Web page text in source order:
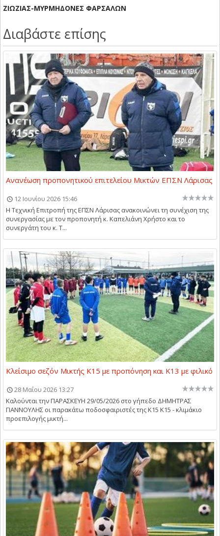
ΖΙΩΖΙΑΣ-ΜΥΡΜΗΔΟΝΕΣ ΦΑΡΣΑΛΩΝ
Διαβάστε επίσης
Ανανέωση προπονητικού επιτελείου Μικτών ΕΠΣΝ Λάρισας
12 Ιουνίου 2026 15:46
Η Τεχνική Επιτροπή της ΕΠΣΝ Λάρισας ανακοινώνει τη συνέχιση της
συνεργασίας με τον προπονητή κ. Καπελιάνη Χρήστο και το
συνεργάτη του κ. Τ...
Κλείσιμο σεζόν Μικτής Κ15 με προπόνηση και Κ13 με φιλικό
28 Μαΐου 2026 13:27
Καλούνται την ΠΑΡΑΣΚΕΥΗ 29/05/2026 στο γήπεδο ΔΗΜΗΤΡΑΣ
ΓΙΑΝΝΟΥΛΗΣ οι παρακάτω ποδοσφαιριστές της Κ15 Κ15 - κλιμάκιο
προεπιλογής μικτή...